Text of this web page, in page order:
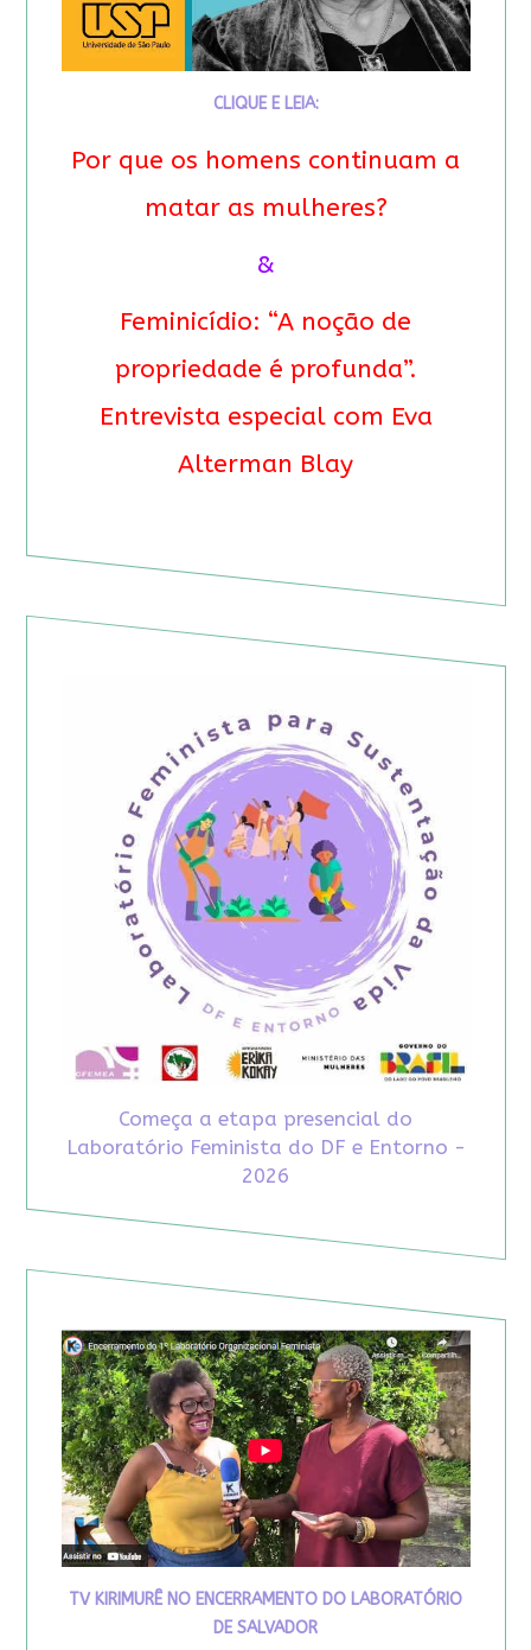
CLIQUE E LEIA:
Por que os homens continuam a
matar as mulheres?
&
Feminicídio: “A noção de
propriedade é profunda”.
Entrevista especial com Eva
Alterman Blay
Começa a etapa presencial do
Laboratório Feminista do DF e Entorno -
2026
TV KIRIMURÊ NO ENCERRAMENTO DO LABORATÓRIO
DE SALVADOR